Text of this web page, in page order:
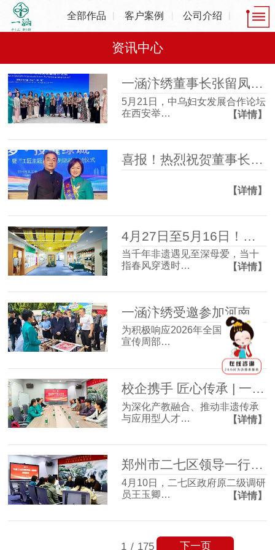
全部作品 客户案例 公司介绍
资讯中心
一涵汴绣董事长张留凤出席中乌妇女发展合作论坛，共话非遗产业发展新机遇
5月21日，中乌妇女发展合作论坛
在西安举…
【详情】
喜报！热烈祝贺董事长张留凤荣获2025年度“郑州大工匠”
【详情】
当千年非遗遇见至深母爱，当十
指春风穿透时…
【详情】
为积极响应2026年全国知识产权
宣传周部…
【详情】
校企携手 匠心传承 | 一涵汴绣与河南工程学院实践创新基地签约仪式圆满成功！
为深化产教融合、推动非遗传承
与应用型人才…
【详情】
郑州市二七区领导一行莅临一涵汴绣调研指导
4月10日，二七区政府原二级调研
员王玉卿…
【详情】
1 / 175 下一页